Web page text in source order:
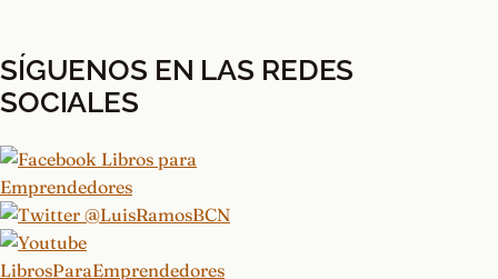
SÍGUENOS EN LAS REDES
SOCIALES